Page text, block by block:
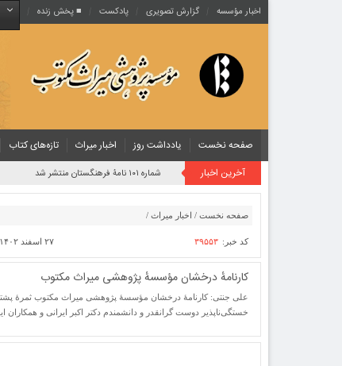
اخبار مؤسسه گزارش تصویری پادکست‌ ■ پخش زنده
صفحه نخست یادداشت روز اخبار میراث تازه‌های کتاب
آخرین اخبار
شماره ۱۰۱ نامۀ فرهنگستان منتشر شد
صفحه نخست / اخبار میراث /
کد خبر: ۳۹۵۵۳ ۲۷ اسفند ۱۴۰۲ ساعت [ ۱۱:۰۴ ]
کارنامهٔ درخشان مؤسسهٔ پژوهشی میراث مکتوب
علی جنتی: کارنامهٔ درخشان مؤسسهٔ پژوهشی میراث مکتوب ثمرهٔ
خستگی‌ناپذیر دوست گرانقدر و دانشمندم دکتر اکبر ایرانی و همکاران